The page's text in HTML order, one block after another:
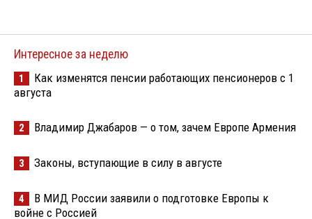
Интересное за неделю
1
Как изменятся пенсии работающих пенсионеров с 1
августа
2 Владимир Джабаров — о том, зачем Европе Армения
3 Законы, вступающие в силу в августе
4
В МИД России заявили о подготовке Европы к
войне с Россией